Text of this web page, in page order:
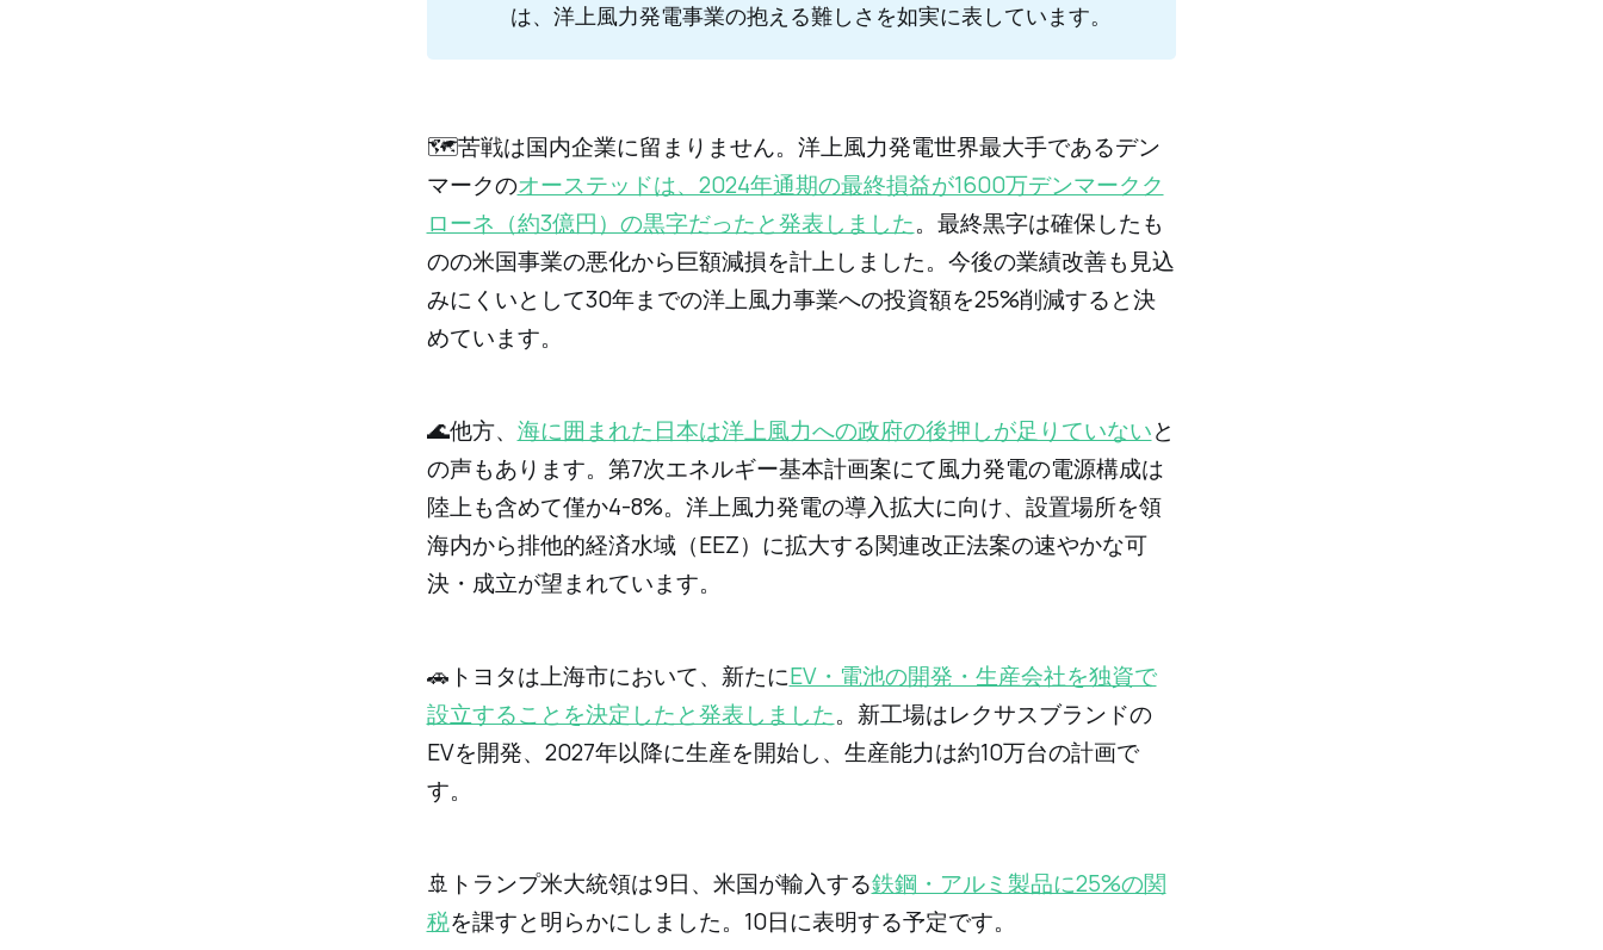
は、洋上風力発電事業の抱える難しさを如実に表しています。
🗺️苦戦は国内企業に留まりません。洋上風力発電世界最大手であるデン
マークのオーステッドは、2024年通期の最終損益が1600万デンマークク
ローネ（約3億円）の黒字だったと発表しました。最終黒字は確保したも
のの米国事業の悪化から巨額減損を計上しました。今後の業績改善も見込
みにくいとして30年までの洋上風力事業への投資額を25%削減すると決
めています。
🌊他方、 海に囲まれた日本は洋上風力への政府の後押しが足りていないと
の声もあります。第7次エネルギー基本計画案にて風力発電の電源構成は
陸上も含めて僅か4-8%。洋上風力発電の導入拡大に向け、設置場所を領
海内から排他的経済水域（EEZ）に拡大する関連改正法案の速やかな可
決・成立が望まれています。
🚗トヨタは上海市において、新たにEV・電池の開発・生産会社を独資で
設立することを決定したと発表しました。新工場はレクサスブランドの
EVを開発、2027年以降に生産を開始し、生産能力は約10万台の計画で
す。
🚢トランプ米大統領は9日、米国が輸入する鉄鋼・アルミ製品に25%の関
税を課すと明らかにしました。10日に表明する予定です。